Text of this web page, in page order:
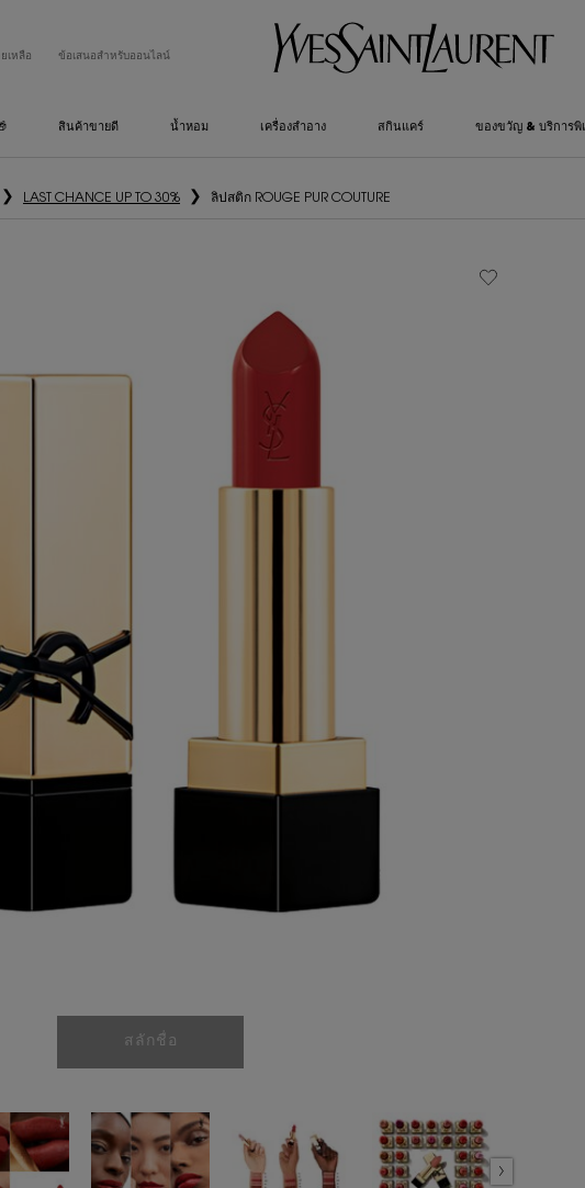
เหลือ ข้อเสนอสำหรับออนไลน์
สินค้าขายดี น้ำหอม เครื่องสำอาง สกินแคร์ ของขวัญ & บริการพิ
LAST CHANCE UP TO 30% ลิปสติก ROUGE PUR COUTURE
สลักชื่อ